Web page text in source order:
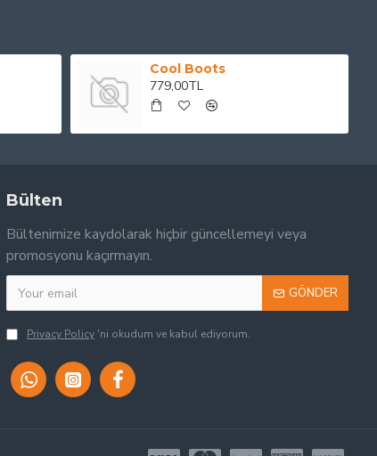
Cool Boots
779,00TL
Bülten
Bültenimize kaydolarak hiçbir güncellemeyi veya
promosyonu kaçırmayın.
GÖNDER
Privacy Policy 'ni okudum ve kabul ediyorum.